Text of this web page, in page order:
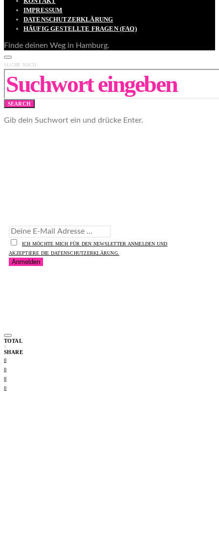
IMPRESSUM
DATENSCHUTZERKLÄRUNG
HÄUFIG GESTELLTE FRAGEN (FAQ)
Finde deinen Weg in Hamburg.
SUCHE NACH:
SEARCH
Gib dein Suchwort ein und drücke Enter.
ICH MÖCHTE MICH FÜR DEN NEWSLETTER ANMELDEN UND
AKZEPTIERE DIE DATENSCHUTZERKLÄRUNG.
TOTAL
0
SHARE
0
0
0
0